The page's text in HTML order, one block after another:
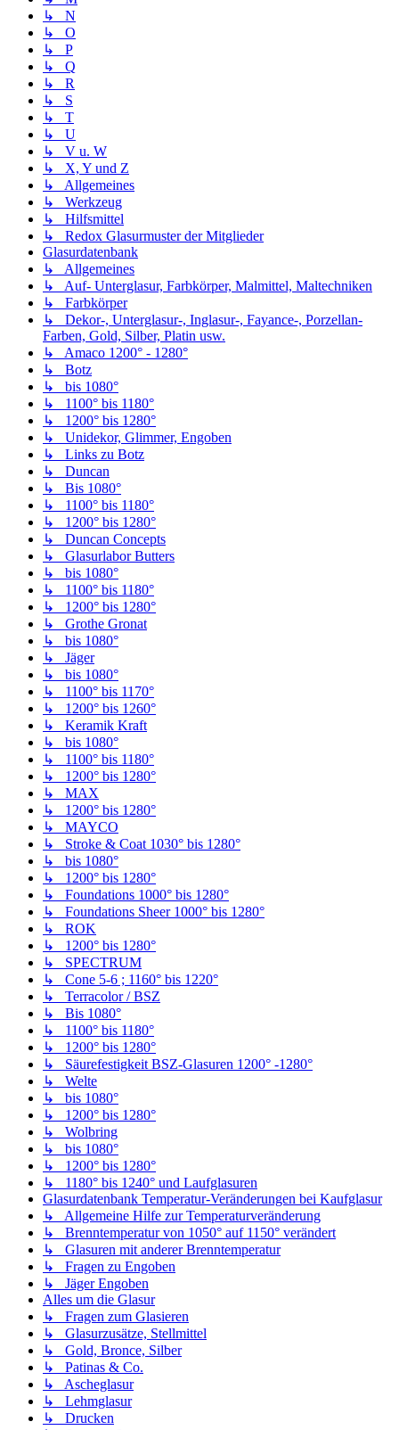
↳ N
↳ O
↳ P
↳ Q
↳ R
↳ S
↳ T
↳ U
↳ V u. W
↳ X, Y und Z
↳ Allgemeines
↳ Werkzeug
↳ Hilfsmittel
↳ Redox Glasurmuster der Mitglieder
Glasurdatenbank
↳ Allgemeines
↳ Auf- Unterglasur, Farbkörper, Malmittel, Maltechniken
↳ Farbkörper
↳ Dekor-, Unterglasur-, Inglasur-, Fayance-, Porzellan-
Farben, Gold, Silber, Platin usw.
↳ Amaco 1200° - 1280°
↳ Botz
↳ bis 1080°
↳ 1100° bis 1180°
↳ 1200° bis 1280°
↳ Unidekor, Glimmer, Engoben
↳ Links zu Botz
↳ Duncan
↳ Bis 1080°
↳ 1100° bis 1180°
↳ 1200° bis 1280°
↳ Duncan Concepts
↳ Glasurlabor Butters
↳ bis 1080°
↳ 1100° bis 1180°
↳ 1200° bis 1280°
↳ Grothe Gronat
↳ bis 1080°
↳ Jäger
↳ bis 1080°
↳ 1100° bis 1170°
↳ 1200° bis 1260°
↳ Keramik Kraft
↳ bis 1080°
↳ 1100° bis 1180°
↳ 1200° bis 1280°
↳ MAX
↳ 1200° bis 1280°
↳ MAYCO
↳ Stroke & Coat 1030° bis 1280°
↳ bis 1080°
↳ 1200° bis 1280°
↳ Foundations 1000° bis 1280°
↳ Foundations Sheer 1000° bis 1280°
↳ ROK
↳ 1200° bis 1280°
↳ SPECTRUM
↳ Cone 5-6 ; 1160° bis 1220°
↳ Terracolor / BSZ
↳ Bis 1080°
↳ 1100° bis 1180°
↳ 1200° bis 1280°
↳ Säurefestigkeit BSZ-Glasuren 1200° -1280°
↳ Welte
↳ bis 1080°
↳ 1200° bis 1280°
↳ Wolbring
↳ bis 1080°
↳ 1200° bis 1280°
↳ 1180° bis 1240° und Laufglasuren
Glasurdatenbank Temperatur-Veränderungen bei Kaufglasur
↳ Allgemeine Hilfe zur Temperaturveränderung
↳ Brenntemperatur von 1050° auf 1150° verändert
↳ Glasuren mit anderer Brenntemperatur
↳ Fragen zu Engoben
↳ Jäger Engoben
Alles um die Glasur
↳ Fragen zum Glasieren
↳ Glasurzusätze, Stellmittel
↳ Gold, Bronce, Silber
↳ Patinas & Co.
↳ Ascheglasur
↳ Lehmglasur
↳ Drucken